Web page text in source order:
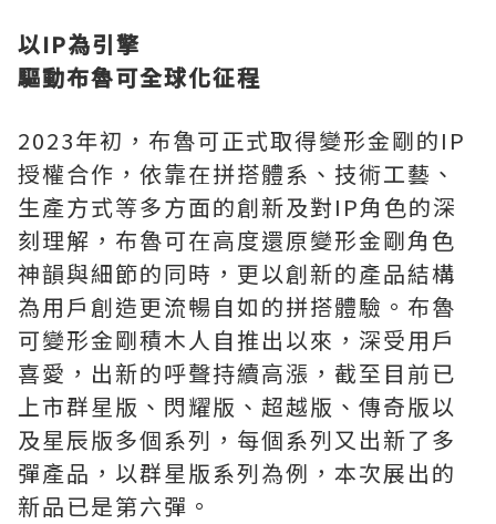
以IP為引擎
驅動布魯可全球化征程
2023年初，布魯可正式取得變形金剛的IP
授權合作，依靠在拼搭體系、技術工藝、
生產方式等多方面的創新及對IP角色的深
刻理解，布魯可在高度還原變形金剛角色
神韻與細節的同時，更以創新的產品結構
為用戶創造更流暢自如的拼搭體驗。布魯
可變形金剛積木人自推出以來，深受用戶
喜愛，出新的呼聲持續高漲，截至目前已
上市群星版、閃耀版、超越版、傳奇版以
及星辰版多個系列，每個系列又出新了多
彈產品，以群星版系列為例，本次展出的
新品已是第六彈。